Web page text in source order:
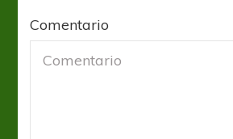
Comentario